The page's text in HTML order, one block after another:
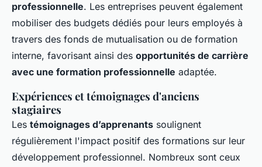
professionnelle. Les entreprises peuvent également
mobiliser des budgets dédiés pour leurs employés à
travers des fonds de mutualisation ou de formation
interne, favorisant ainsi des opportunités de carrière
avec une formation professionnelle adaptée.
Expériences et témoignages d'anciens
stagiaires
Les témoignages d’apprenants soulignent
régulièrement l'impact positif des formations sur leur
développement professionnel. Nombreux sont ceux